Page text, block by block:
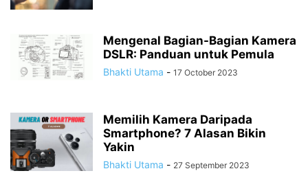
Mengenal Bagian-Bagian Kamera
DSLR: Panduan untuk Pemula
Bhakti Utama - 17 October 2023
Memilih Kamera Daripada
Smartphone? 7 Alasan Bikin
Yakin
Bhakti Utama - 27 September 2023